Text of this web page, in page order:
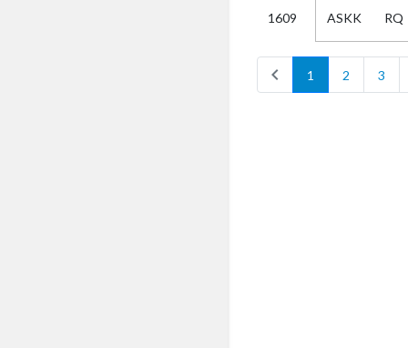
1609 ASKK RQ
chevron_left 1 2 3